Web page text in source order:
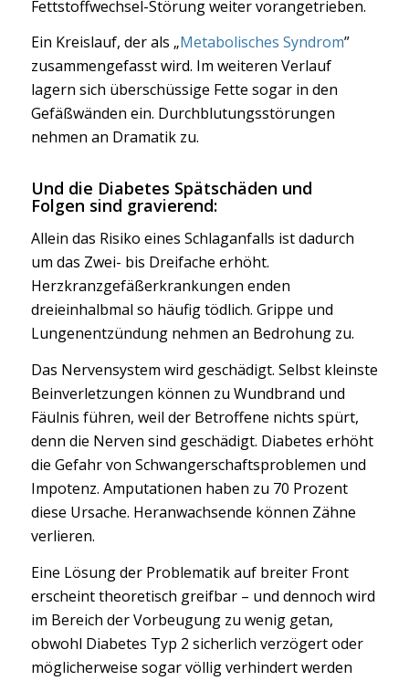
Fettstoffwechsel-Störung weiter vorangetrieben.
Ein Kreislauf, der als „Metabolisches Syndrom”
zusammengefasst wird. Im weiteren Verlauf
lagern sich überschüssige Fette sogar in den
Gefäßwänden ein. Durchblutungsstörungen
nehmen an Dramatik zu.
Und die Diabetes Spätschäden und
Folgen sind gravierend:
Allein das Risiko eines Schlaganfalls ist dadurch
um das Zwei- bis Dreifache erhöht.
Herzkranzgefäßerkrankungen enden
dreieinhalbmal so häufig tödlich. Grippe und
Lungenentzündung nehmen an Bedrohung zu.
Das Nervensystem wird geschädigt. Selbst kleinste
Beinverletzungen können zu Wundbrand und
Fäulnis führen, weil der Betroffene nichts spürt,
denn die Nerven sind geschädigt. Diabetes erhöht
die Gefahr von Schwangerschaftsproblemen und
Impotenz. Amputationen haben zu 70 Prozent
diese Ursache. Heranwachsende können Zähne
verlieren.
Eine Lösung der Problematik auf breiter Front
erscheint theoretisch greifbar – und dennoch wird
im Bereich der Vorbeugung zu wenig getan,
obwohl Diabetes Typ 2 sicherlich verzögert oder
möglicherweise sogar völlig verhindert werden